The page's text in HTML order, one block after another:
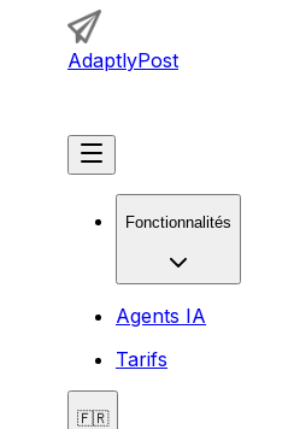
AdaptlyPost
Fonctionnalités
Agents IA
Tarifs
🇫🇷